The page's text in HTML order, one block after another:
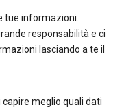
tue informazioni.
responsabilità e ci
lasciando a te il
meglio quali dati